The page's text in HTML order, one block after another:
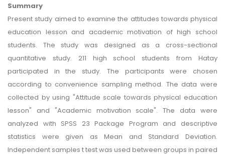
Summary
Present study aimed to examine the attitudes towards physical
education lesson and academic motivation of high school
students. The study was designed as a cross-sectional
quantitative study. 211 high school students from Hatay
participated in the study. The participants were chosen
according to convenience sampling method. The data were
collected by using "Attitude scale towards physical education
lesson" and "Academic motivation scale". The data were
analyzed with SPSS 23 Package Program and descriptive
statistics were given as Mean and Standard Deviation.
Independent samples t test was used between groups in paired